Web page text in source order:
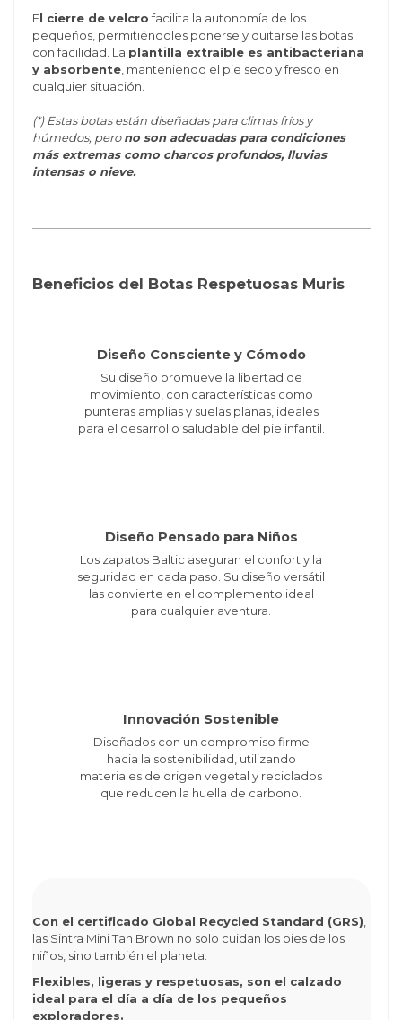
El cierre de velcrofacilita la autonomía de los
pequeños, permitiéndoles ponerse y quitarse las botas
con facilidad. La plantilla extraíble es antibacteriana
y absorbente, manteniendo el pie seco y fresco en
cualquier situación.
(*) Estas botas están diseñadas para climas fríos y
húmedos, perono son adecuadas para condiciones
más extremas como charcos profundos, lluvias
intensas o nieve.
Beneficios del Botas Respetuosas Muris
Diseño Consciente y Cómodo
Su diseño promueve la libertad de
movimiento, con características como
punteras amplias y suelas planas, ideales
para el desarrollo saludable del pie infantil.
Diseño Pensado para Niños
Los zapatos Baltic aseguran el confort y la
seguridad en cada paso. Su diseño versátil
las convierte en el complemento ideal
para cualquier aventura.
Innovación Sostenible
Diseñados con un compromiso firme
hacia la sostenibilidad, utilizando
materiales de origen vegetal y reciclados
que reducen la huella de carbono.
Con el certificado Global Recycled Standard (GRS)
las Sintra Mini Tan Brown no solo cuidan los pies de los
niños, sino también el planeta.
Flexibles, ligeras y respetuosas, son el calzado
ideal para el día a día de los pequeños
exploradores.